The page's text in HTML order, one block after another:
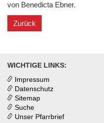
von Benedicta Ebner.
Zurück
WICHTIGE LINKS:
Impressum
Datenschutz
Sitemap
Suche
Unser Pfarrbrief